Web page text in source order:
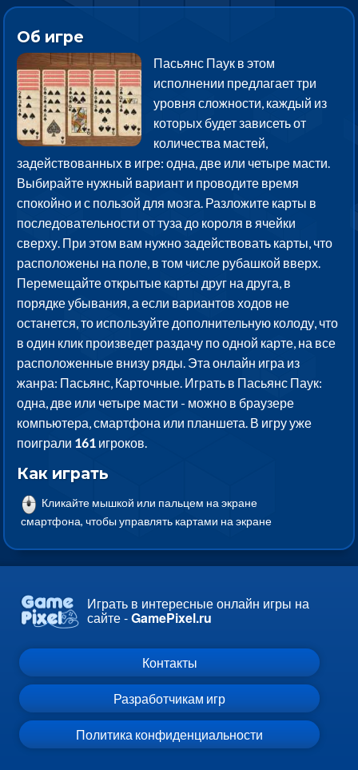
Об игре
Пасьянс Паук в этом
исполнении предлагает три
уровня сложности, каждый из
которых будет зависеть от
количества мастей,
задействованных в игре: одна, две или четыре масти.
Выбирайте нужный вариант и проводите время
спокойно и с пользой для мозга. Разложите карты в
последовательности от туза до короля в ячейки
сверху. При этом вам нужно задействовать карты, что
расположены на поле, в том числе рубашкой вверх.
Перемещайте открытые карты друг на друга, в
порядке убывания, а если вариантов ходов не
останется, то используйте дополнительную колоду, что
в один клик произведет раздачу по одной карте, на все
расположенные внизу ряды. Эта онлайн игра из
жанра: Пасьянс, Карточные. Играть в Пасьянс Паук:
одна, две или четыре масти - можно в браузере
компьютера, смартфона или планшета. В игру уже
поиграли 161 игроков.
Как играть
Кликайте мышкой или пальцем на экране
смартфона, чтобы управлять картами на экране
Играть в интересные онлайн игры на
сайте -GamePixel.ru
Контакты
Разработчикам игр
Политика конфиденциальности